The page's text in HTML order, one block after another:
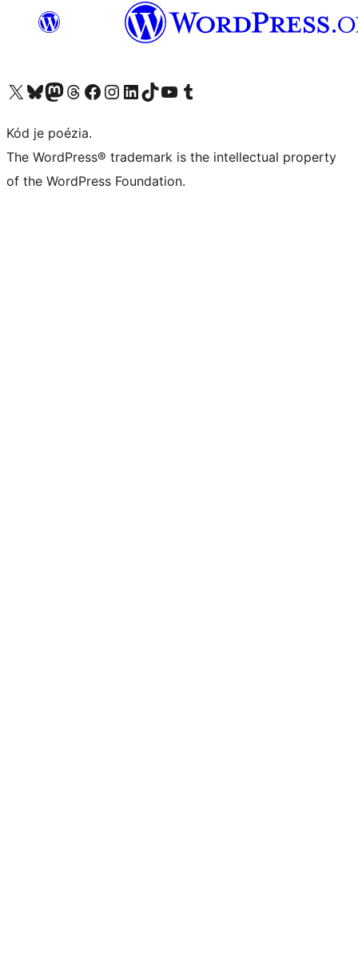
Navštívte náš účet na X (predtým Twitter)
Navštívte náš účet na platforme Bluesky
Navštívte náš účet na Mastodone
Navštívte náš účet na platforme Threads
Navštívte našu stránku na Facebooku
Navštívte náš účet Instagram
Navštívte náš účet LinkedIn
Navštívte náš účet na platforme TikTok
Navštívte náš kanál YouTube
Navštívte náš účet na platforme Tumblr
Kód je poézia.
The WordPress® trademark is the intellectual property
of the WordPress Foundation.